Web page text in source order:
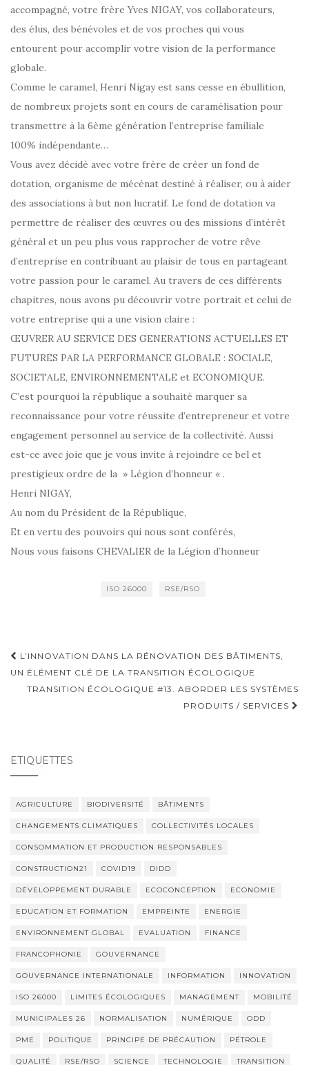
accompagné, votre frère Yves NIGAY, vos collaborateurs,
des élus, des bénévoles et de vos proches qui vous
entourent pour accomplir votre vision de la performance
globale.
Comme le caramel, Henri Nigay est sans cesse en ébullition,
de nombreux projets sont en cours de caramélisation pour
transmettre à la 6ème génération l’entreprise familiale
100% indépendante…
Vous avez décidé avec votre frère de créer un fond de
dotation, organisme de mécénat destiné à réaliser, ou à aider
des associations à but non lucratif. Le fond de dotation va
permettre de réaliser des œuvres ou des missions d’intérêt
général et un peu plus vous rapprocher de votre rêve
d’entreprise en contribuant au plaisir de tous en partageant
votre passion pour le caramel. Au travers de ces différents
chapitres, nous avons pu découvrir votre portrait et celui de
votre entreprise qui a une vision claire :
ŒUVRER AU SERVICE DES GENERATIONS ACTUELLES ET
FUTURES PAR LA PERFORMANCE GLOBALE : SOCIALE,
SOCIETALE, ENVIRONNEMENTALE et ECONOMIQUE.
C’est pourquoi la république a souhaité marquer sa
reconnaissance pour votre réussite d’entrepreneur et votre
engagement personnel au service de la collectivité. Aussi
est-ce avec joie que je vous invite à rejoindre ce bel et
prestigieux ordre de la » Légion d’honneur « .
Henri NIGAY,
Au nom du Président de la République,
Et en vertu des pouvoirs qui nous sont conférés,
Nous vous faisons CHEVALIER de la Légion d’honneur
ISO 26000 RSE/RSO
Navigation
d'article
L’INNOVATION DANS LA RÉNOVATION DES BÂTIMENTS,
UN ÉLÉMENT CLÉ DE LA TRANSITION ÉCOLOGIQUE
TRANSITION ÉCOLOGIQUE #13. ABORDER LES SYSTÈMES
PRODUITS / SERVICES
ÉTIQUETTES
AGRICULTURE BIODIVERSITÉ BÂTIMENTS
CHANGEMENTS CLIMATIQUES COLLECTIVITÉS LOCALES
CONSOMMATION ET PRODUCTION RESPONSABLES
CONSTRUCTION21 COVID19 DIDD
DÉVELOPPEMENT DURABLE ECOCONCEPTION ECONOMIE
EDUCATION ET FORMATION EMPREINTE ENERGIE
ENVIRONNEMENT GLOBAL EVALUATION FINANCE
FRANCOPHONIE GOUVERNANCE
GOUVERNANCE INTERNATIONALE INFORMATION INNOVATION
ISO 26000 LIMITES ÉCOLOGIQUES MANAGEMENT MOBILITÉ
MUNICIPALES 26 NORMALISATION NUMÉRIQUE ODD
PME POLITIQUE PRINCIPE DE PRÉCAUTION PÉTROLE
QUALITÉ RSE/RSO SCIENCE TECHNOLOGIE TRANSITION